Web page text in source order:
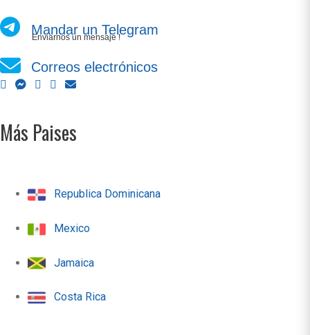
Mandar un Telegram
Enviarnos un mensaje !
Correos electrónicos
Más Paises
Republica Dominicana
Mexico
Jamaica
Costa Rica